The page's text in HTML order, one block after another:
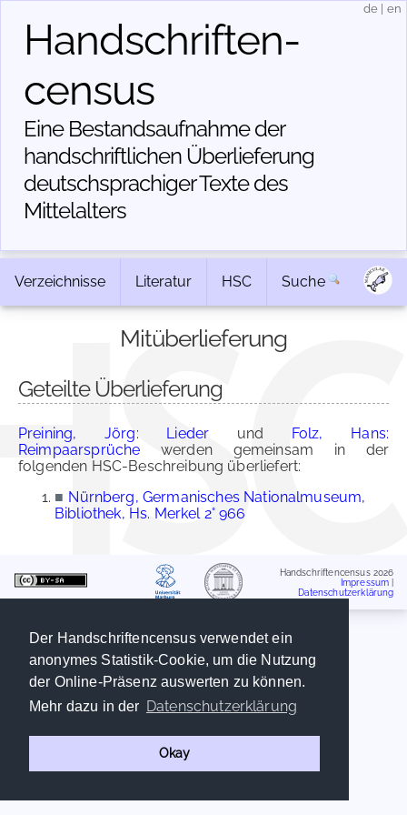
Der Handschriftencensus verwendet ein
anonymes Statistik-Cookie, um die Nutzung
der Online-Präsenz auswerten zu können.
Mehr dazu in der Datenschutzerklärung
Okay
Handschriften­
census
Eine Bestandsaufnahme der
handschriftlichen Über­lieferung
deutschsprachiger Texte des
Mittelalters
de en
Verzeichnisse Literatur HSC Suche
Mitüberlieferung
Geteilte Überlieferung
Preining, Jörg: Lieder und Folz, Hans:
Reimpaarsprüche werden gemeinsam in der
folgenden HSC-Beschreibung überliefert:
■ Nürnberg, Germanisches Nationalmuseum,
Bibliothek, Hs. Merkel 2° 966
Handschriftencensus 2026
Impressum
Datenschutzerklärung